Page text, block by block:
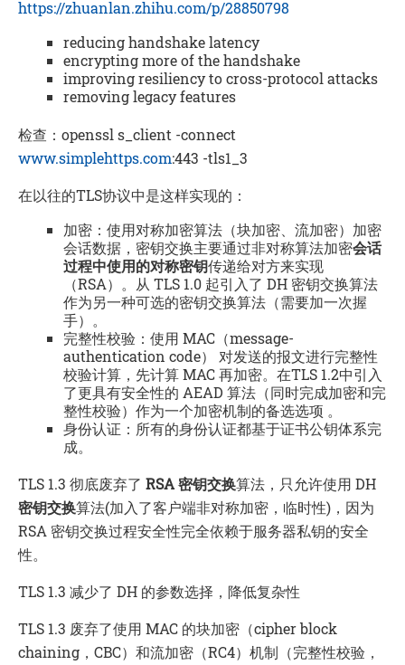
https://zhuanlan.zhihu.com/p/28850798
reducing handshake latency
encrypting more of the handshake
improving resiliency to cross-protocol attacks
removing legacy features
检查：openssl s_client -connect
www.simplehttps.com:443 -tls1_3
在以往的TLS协议中是这样实现的：
加密：使用对称加密算法（块加密、流加密）加密
会话数据，密钥交换主要通过非对称算法加密会话
过程中使用的对称密钥传递给对方来实现
（RSA）。从 TLS 1.0 起引入了 DH 密钥交换算法
作为另一种可选的密钥交换算法（需要加一次握
手）。
完整性校验：使用 MAC（message-
authentication code） 对发送的报文进行完整性
校验计算，先计算 MAC 再加密。在TLS 1.2中引入
了更具有安全性的 AEAD 算法（同时完成加密和完
整性校验）作为一个加密机制的备选选项 。
身份认证：所有的身份认证都基于证书公钥体系完
成。
TLS 1.3 彻底废弃了 RSA 密钥交换算法，只允许使用 DH
密钥交换算法(加入了客户端非对称加密，临时性)，因为
RSA 密钥交换过程安全性完全依赖于服务器私钥的安全
性。
TLS 1.3 减少了 DH 的参数选择，降低复杂性
TLS 1.3 废弃了使用 MAC 的块加密（cipher block
chaining，CBC）和流加密（RC4）机制（完整性校验，